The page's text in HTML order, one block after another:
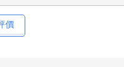
價